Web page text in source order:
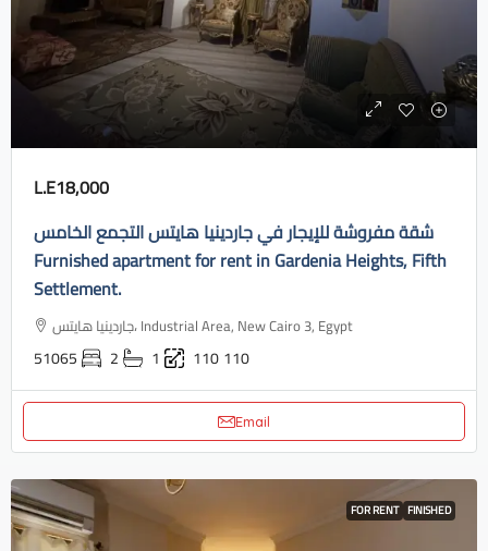
L.E18,000
شقة مفروشة للإيجار في جاردينيا هايتس التجمع الخامس
Furnished apartment for rent in Gardenia Heights, Fifth
Settlement.
جاردينيا هايتس، Industrial Area, New Cairo 3, Egypt
51065 2 1 110110
Email
FOR RENT FINISHED